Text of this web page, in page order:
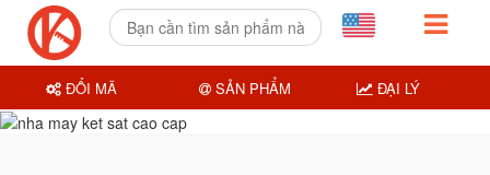
ĐỔI MÃ SẢN PHẨM ĐẠI LÝ